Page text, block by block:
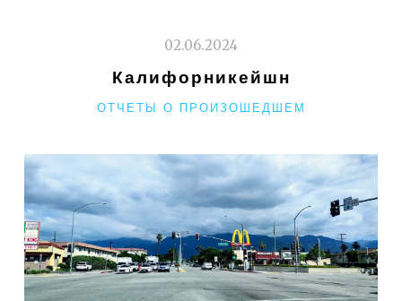
И
02.06.2024
Калифорникейшн
РУБРИКИ
ОТЧЕТЫ О ПРОИЗОШЕДШЕМ